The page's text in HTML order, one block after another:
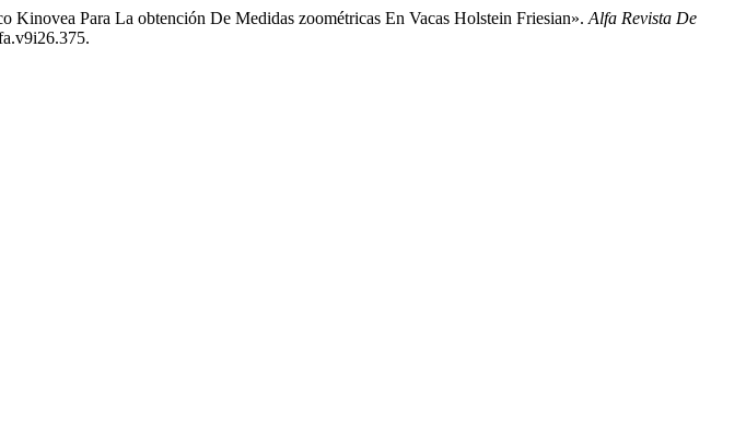
Para La obtención De Medidas zoométricas En Vacas Holstein Friesian». Alfa Revista De